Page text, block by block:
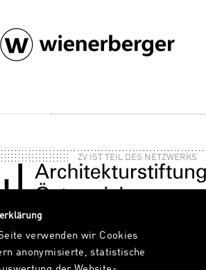
ZV IST TEIL DES NETZWERKS
verwenden wir Cookies
anonymisierte, statistische